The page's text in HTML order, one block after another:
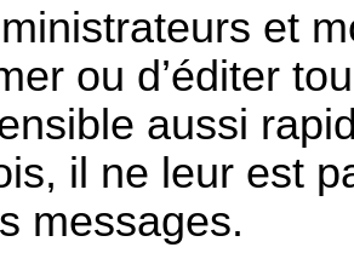
et
ou d’éditer
aussi
il ne leur est
messages.